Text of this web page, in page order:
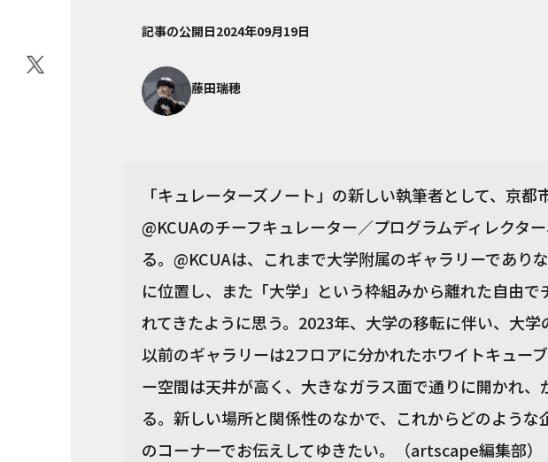
記事の公開日2024年09月19日
藤田瑞穂
「キュレーターズノート」の新しい執筆者として、京
@KCUAのチーフキュレーター／プログラムディレクタ
る。@KCUAは、これまで大学附属のギャラリーであり
に位置し、また「大学」という枠組みから離れた自由で
れてきたように思う。2023年、大学の移転に伴い、大学
以前のギャラリーは2フロアに分かれたホワイトキュー
ー空間は天井が高く、大きなガラス面で通りに開かれ
る。新しい場所と関係性のなかで、これからどのような
のコーナーでお伝えしてゆきたい。（artscape編集部）